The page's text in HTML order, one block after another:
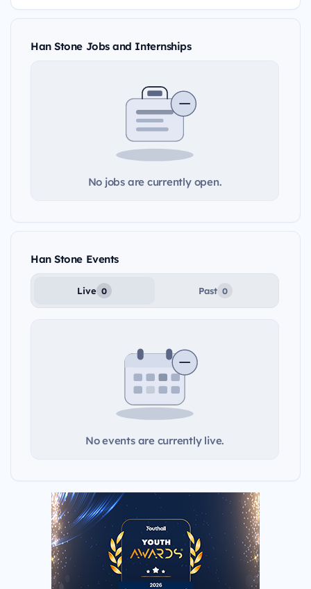
Han Stone Jobs and Internships
No jobs are currently open.
Han Stone Events
Live 0 Past 0
No events are currently live.